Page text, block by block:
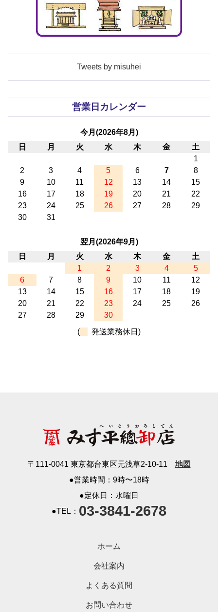
Tweets by misuhei
営業日カレンダー
今月(2026年8月)
日
月 火 水 木 金
土
1
2
3 4 5 6 7
8
9
10 11 12 13 14
15
16
17 18 19 20 21
22
23
24 25 26 27 28
29
30
31
翌月(2026年9月)
日
月 火 水 木 金
土
1
2 3 4
5
6
7 8 9 10 11
12
13
14 15 16 17 18
19
20
21 22 23 24 25
26
27
28 29
30
(
発送業務休日)
〒111-0041 東京都台東区元浅草2-10-11
地図
●営業時間：9時〜18時
●定休日：水曜日
●TEL： 03-3841-2678
ホーム
会社案内
よくある質問
お問い合わせ